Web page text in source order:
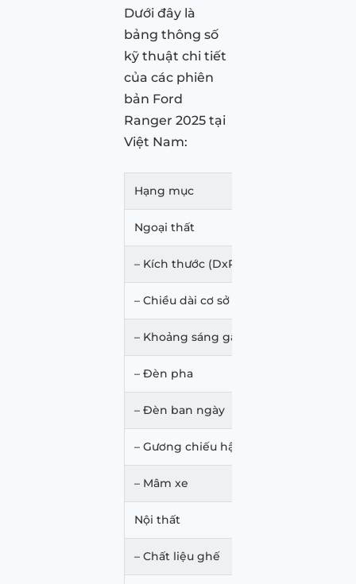
Dưới đây là
bảng thông số
kỹ thuật chi tiết
của các phiên
bản Ford
Ranger 2025 tại
Việt Nam:
Hạng mục
Ngoại thất
– Kích thước (DxRxC)
– Chiều dài cơ sở
– Khoảng sáng gầm xe
– Đèn pha
– Đèn ban ngày
– Gương chiếu hậu
– Mâm xe
Nội thất
– Chất liệu ghế